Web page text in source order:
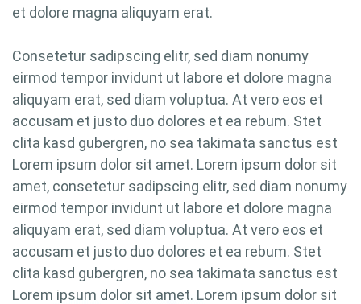
et dolore magna aliquyam erat.
Consetetur sadipscing elitr, sed diam nonumy
eirmod tempor invidunt ut labore et dolore magna
aliquyam erat, sed diam voluptua. At vero eos et
accusam et justo duo dolores et ea rebum. Stet
clita kasd gubergren, no sea takimata sanctus est
Lorem ipsum dolor sit amet. Lorem ipsum dolor sit
amet, consetetur sadipscing elitr, sed diam nonumy
eirmod tempor invidunt ut labore et dolore magna
aliquyam erat, sed diam voluptua. At vero eos et
accusam et justo duo dolores et ea rebum. Stet
clita kasd gubergren, no sea takimata sanctus est
Lorem ipsum dolor sit amet. Lorem ipsum dolor sit